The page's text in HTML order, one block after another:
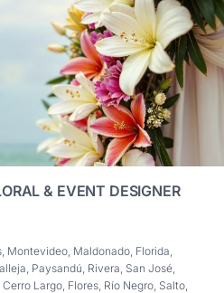
& EVENT DESIGNER
Montevideo, Maldonado, Florida,
Paysandú, Rivera, San José,
Largo, Flores, Río Negro, Salto,